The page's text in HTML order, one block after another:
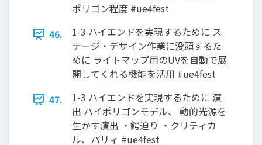
ポリゴン程度 #ue4fest
46.
1-3 ハイエンドを実現するために ス
テージ・デザイン作業に没頭するた
めに ライトマップ用のUVを自動で展
開してくれる機能を活用 #ue4fest
47.
1-3 ハイエンドを実現するために 演
出 ハイポリゴンモデル、 動的光源を
生かす演出 ・鍔迫り ・クリティカ
ル、パリィ #ue4fest